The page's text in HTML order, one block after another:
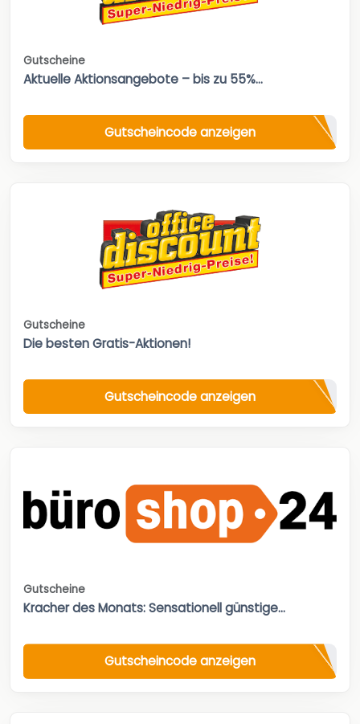
Gutscheine
Aktuelle Aktionsangebote – bis zu 55%...
Gutscheincode anzeigen
Gutscheine
Die besten Gratis-Aktionen!
Gutscheincode anzeigen
Gutscheine
Kracher des Monats: Sensationell günstige...
Gutscheincode anzeigen